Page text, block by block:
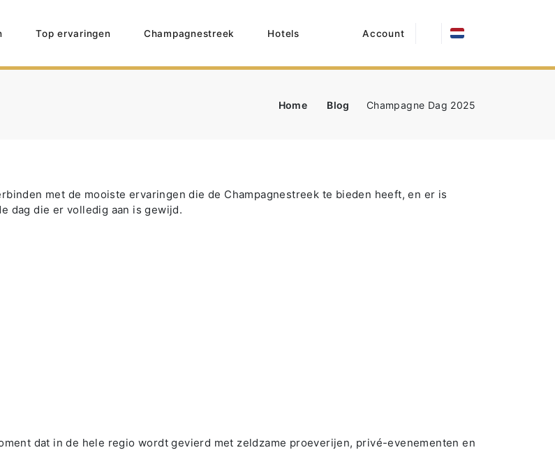
Top ervaringen Champagnestreek Hotels Account
Home Blog Champagne Dag 2025
met de mooiste ervaringen die de Champagnestreek te bieden heeft, en er is
dag die er volledig aan is gewijd.
dat in de hele regio wordt gevierd met zeldzame proeverijen, privé-evenementen en